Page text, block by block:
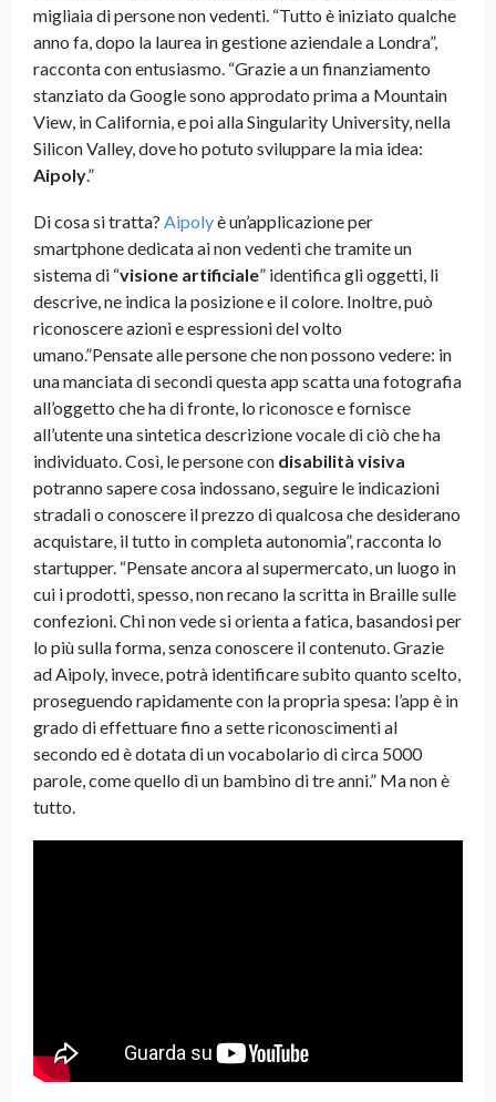
migliaia di persone non vedenti. “Tutto è iniziato qualche
anno fa, dopo la laurea in gestione aziendale a Londra”,
racconta con entusiasmo. “Grazie a un finanziamento
stanziato da Google sono approdato prima a Mountain
View, in California, e poi alla Singularity University, nella
Silicon Valley, dove ho potuto sviluppare la mia idea:
Aipoly.”
Di cosa si tratta? Aipolyè un’applicazione per
smartphone dedicata ai non vedenti che tramite un
sistema di “visione artificiale” identifica gli oggetti, li
descrive, ne indica la posizione e il colore. Inoltre, può
riconoscere azioni e espressioni del volto
umano.”Pensate alle persone che non possono vedere: in
una manciata di secondi questa app scatta una fotografia
all’oggetto che ha di fronte, lo riconosce e fornisce
all’utente una sintetica descrizione vocale di ciò che ha
individuato. Così, le persone con disabilità visiva
potranno sapere cosa indossano, seguire le indicazioni
stradali o conoscere il prezzo di qualcosa che desiderano
acquistare, il tutto in completa autonomia”, racconta lo
startupper. “Pensate ancora al supermercato, un luogo in
cui i prodotti, spesso, non recano la scritta in Braille sulle
confezioni. Chi non vede si orienta a fatica, basandosi per
lo più sulla forma, senza conoscere il contenuto. Grazie
ad Aipoly, invece, potrà identificare subito quanto scelto,
proseguendo rapidamente con la propria spesa: l’app è in
grado di effettuare fino a sette riconoscimenti al
secondo ed è dotata di un vocabolario di circa 5000
parole, come quello di un bambino di tre anni.” Ma non è
tutto.